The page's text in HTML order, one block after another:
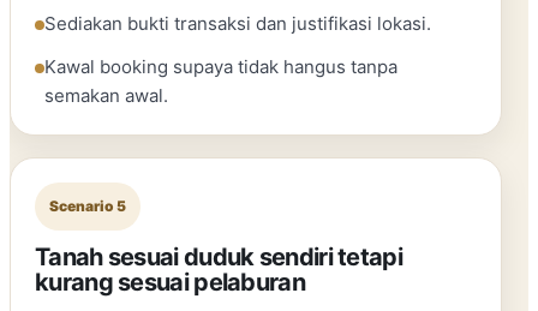
Sediakan bukti transaksi dan justifikasi lokasi.
Kawal booking supaya tidak hangus tanpa
semakan awal.
Scenario 5
Tanah sesuai duduk sendiri tetapi
kurang sesuai pelaburan